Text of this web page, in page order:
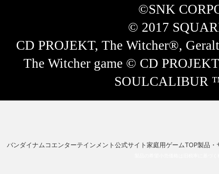
©SNK
© 2017
CD PROJEKT, The Witcher®,
The Witcher game © CD
SOULCALIBUR
バンダイナムコエンターテインメント公式サイト家庭用ゲームTOP製品・